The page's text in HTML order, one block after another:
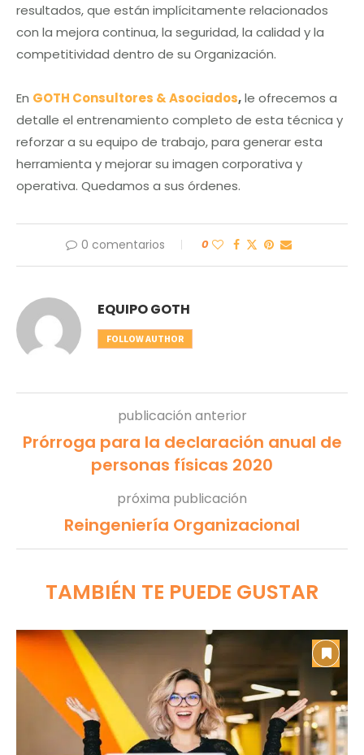
resultados, que están implícitamente relacionados
con la mejora continua, la seguridad, la calidad y la
competitividad dentro de su Organización.
En GOTH Consultores & Asociados,le ofrecemos a
detalle el entrenamiento completo de esta técnica y
reforzar a su equipo de trabajo, para generar esta
herramienta y mejorar su imagen corporativa y
operativa. Quedamos a sus órdenes.
0 comentarios 0
EQUIPO GOTH
FOLLOW AUTHOR
publicación anterior
Prórroga para la declaración anual de
personas físicas 2020
próxima publicación
Reingeniería Organizacional
TAMBIÉN TE PUEDE GUSTAR